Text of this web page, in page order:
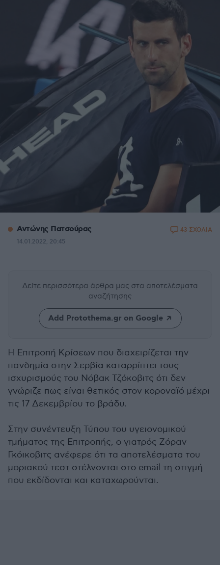
Αντώνης Πατσούρας
14.01.2022, 20:45
43 ΣΧΟΛΙΑ
Δείτε περισσότερα άρθρα μας στα αποτελέσματα
αναζήτησης
Add Protothema.gr on Google
Η Επιτροπή Κρίσεων που διαχειρίζεται την
πανδημία στην Σερβία καταρρίπτει τους
ισχυρισμούς του Νόβακ Τζόκοβιτς ότι δεν
γνώριζε πως είναι θετικός στον κοροναϊό μέχρι
τις 17 Δεκεμβρίου το βράδυ.
Στην συνέντευξη Τύπου του υγειονομικού
τμήματος της Επιτροπής, ο γιατρός Ζόραν
Γκόικοβιτς ανέφερε ότι τα αποτελέσματα του
μοριακού τεστ στέλνονται στο email τη στιγμή
που εκδίδονται και καταχωρούνται.